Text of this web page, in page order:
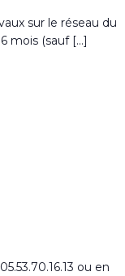
sur le réseau du
mois (sauf […]
ou en